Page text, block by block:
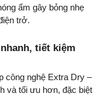
ẩm gây bỏng nhẹ
trở.
tiết kiệm
công nghệ Extra Dry –
và tối ưu hơn, đặc biệt